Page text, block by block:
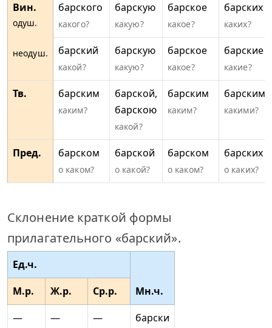
Вин.
одуш.
неодуш.
барского
какого?
барскую
какую?
барское
какое?
барских
каких?
барский
какой?
барскую
какую?
барское
какое?
барские
какие?
Тв. барским
каким?
барской,
барскою
какой?
барским
каким?
барскими
какими?
Пред. барском
о каком?
барской
о какой?
барском
о каком?
барских
о каких?
Склонение краткой формы
прилагательного «барский».
Ед.ч.
Мн.ч.
М.р. Ж.р.
Ср.р.
—
— — барски